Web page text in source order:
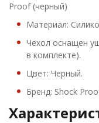
Proof (черный)
Материал:
Чехол оснащен
в комплекте).
Цвет: Черный.
Бренд: Shock